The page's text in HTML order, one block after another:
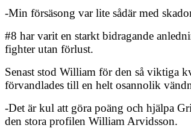
-Min försäsong var lite sådär med
#8 har varit en starkt bidragande
fighter utan förlust.
Senast stod William för den så viktiga
förvandlades till en helt osannolik
-Det är kul att göra poäng och hjälpa
den stora profilen William Arvidsson.